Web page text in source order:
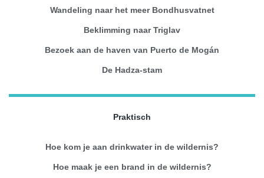
Wandeling naar het meer Bondhusvatnet
Beklimming naar Triglav
Bezoek aan de haven van Puerto de Mogán
De Hadza-stam
Praktisch
Hoe kom je aan drinkwater in de wildernis?
Hoe maak je een brand in de wildernis?